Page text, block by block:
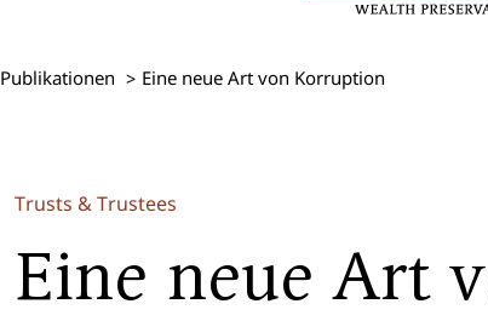
Publikationen Eine neue Art von Korruption
Trusts & Trustees
Eine neue Art